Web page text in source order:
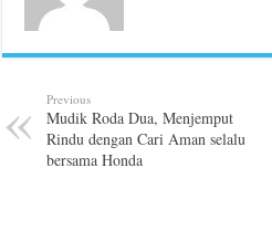
Previous
Mudik Roda Dua, Menjemput
Rindu dengan Cari Aman selalu
bersama Honda